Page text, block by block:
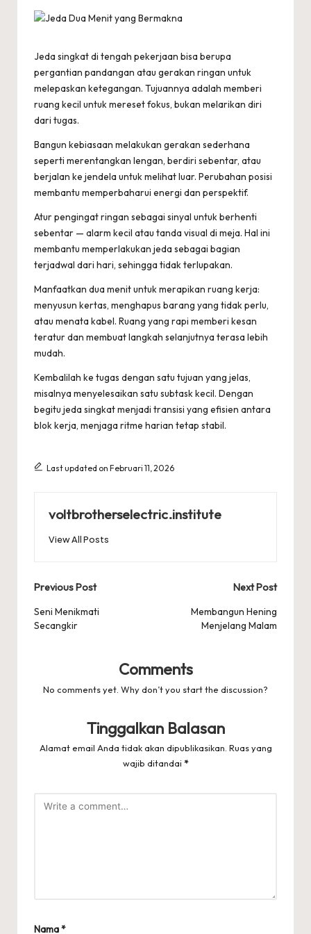
s
l
e
c
t
r
i
c
Jeda singkat di tengah pekerjaan bisa berupa
pergantian pandangan atau gerakan ringan untuk
melepaskan ketegangan. Tujuannya adalah memberi
ruang kecil untuk mereset fokus, bukan melarikan diri
dari tugas.
Bangun kebiasaan melakukan gerakan sederhana
seperti merentangkan lengan, berdiri sebentar, atau
berjalan ke jendela untuk melihat luar. Perubahan posisi
membantu memperbaharui energi dan perspektif.
Atur pengingat ringan sebagai sinyal untuk berhenti
sebentar — alarm kecil atau tanda visual di meja. Hal ini
membantu memperlakukan jeda sebagai bagian
terjadwal dari hari, sehingga tidak terlupakan.
Manfaatkan dua menit untuk merapikan ruang kerja:
menyusun kertas, menghapus barang yang tidak perlu,
atau menata kabel. Ruang yang rapi memberi kesan
teratur dan membuat langkah selanjutnya terasa lebih
mudah.
Kembalilah ke tugas dengan satu tujuan yang jelas,
misalnya menyelesaikan satu subtask kecil. Dengan
begitu jeda singkat menjadi transisi yang efisien antara
blok kerja, menjaga ritme harian tetap stabil.
Last updated on Februari 11, 2026
voltbrotherselectric.institute
View All Posts
Post
navigation
Previous Post
Seni Menikmati
Secangkir
Next Post
Membangun Hening
Menjelang Malam
Comments
No comments yet. Why don’t you start the discussion?
Tinggalkan Balasan
Alamat email Anda tidak akan dipublikasikan. Ruas yang
wajib ditandai *
Nama*